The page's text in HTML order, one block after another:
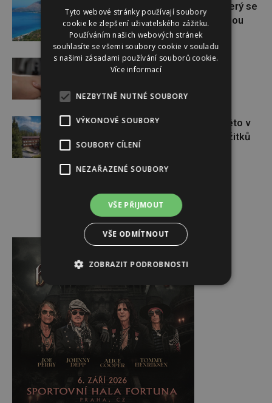
Albánie: Skrytý klenot Evropy, který se
stává novou turistickou hvězdou
Šetrná detoxikace lymfy
Úchvatná příroda i adrenalin. Léto v
Tatrách nabízí celou paletu zážitků
Reklama
Tyto webové stránky používají soubory
cookie ke zlepšení uživatelského zážitku.
Používáním našich webových stránek
souhlasíte se všemi soubory cookie v souladu
s našimi zásadami používání souborů cookie.
Více informací
NEZBYTNĚ NUTNÉ SOUBORY
VÝKONOVÉ SOUBORY
SOUBORY CÍLENÍ
NEZAŘAZENÉ SOUBORY
VŠE PŘIJMOUT
VŠE ODMÍTNOUT
ZOBRAZIT PODROBNOSTI